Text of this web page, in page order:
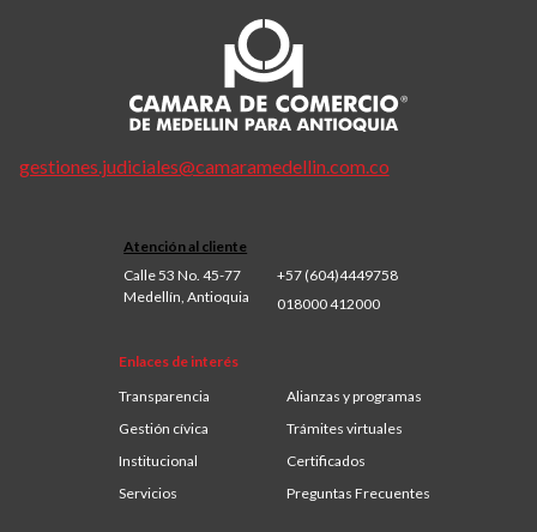
gestiones.judiciales@camaramedellin.com.co
Atención al cliente
Calle 53 No. 45-77
Medellín, Antioquia
+57 (604)4449758
018000 412000
Enlaces de interés
Transparencia
Alianzas y programas
Gestión cívica
Trámites virtuales
Institucional
Certificados
Servicios
Preguntas Frecuentes